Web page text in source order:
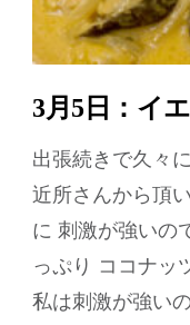
3月5日：イ
出張続きで久々
近所さんから頂
に 刺激が強いの
っぷり ココナッ
私は刺激が強い